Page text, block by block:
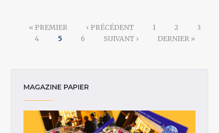
« PREMIER ‹ PRÉCÉDENT 1 2
3
4
5 6 SUIVANT › DERNIER »
MAGAZINE PAPIER